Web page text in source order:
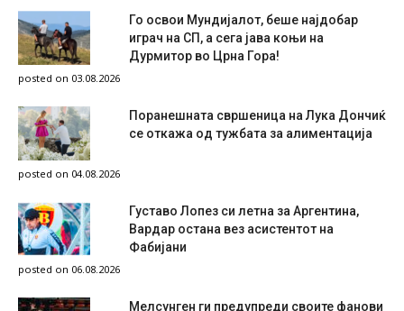
Го освои Мундијалот, беше најдобар
играч на СП, а сега јава коњи на
Дурмитор во Црна Гора!
posted on 03.08.2026
Поранешната свршеница на Лука Дончиќ
се откажа од тужбата за алиментација
posted on 04.08.2026
Густаво Лопез си летна за Аргентина,
Вардар остана вез асистентот на
Фабијани
posted on 06.08.2026
Мелсунген ги предупреди своите фанови